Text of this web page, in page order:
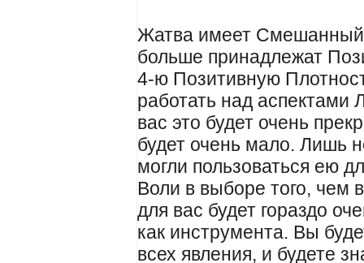
Жатва имеет Смешанный
больше принадлежат
4-ю Позитивную
работать над
вас это будет очень
будет очень мало. Лишь
могли пользоваться ею
Воли в выборе того, чем
для вас будет гораздо
как инструмента. Вы
всех явления, и будете